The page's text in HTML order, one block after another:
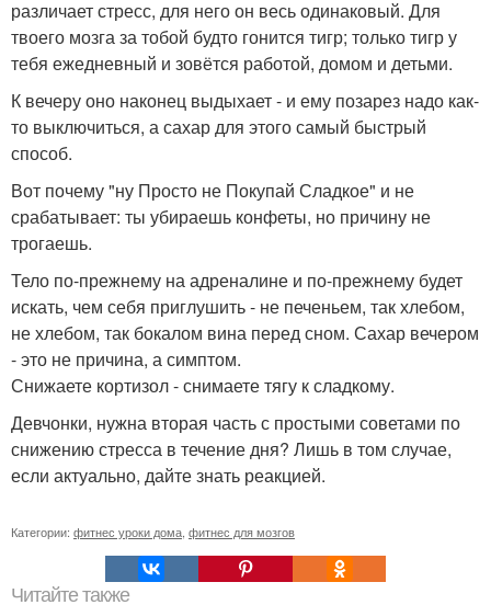
различает стресс, для него он весь одинаковый. Для
твоего мозга за тобой будто гонится тигр; только тигр у
тебя ежедневный и зовётся работой, домом и детьми.
К вечеру оно наконец выдыхает - и ему позарез надо как-
то выключиться, а сахар для этого самый быстрый
способ.
Вот почему "ну Просто не Покупай Сладкое" и не
срабатывает: ты убираешь конфеты, но причину не
трогаешь.
Тело по-прежнему на адреналине и по-прежнему будет
искать, чем себя приглушить - не печеньем, так хлебом,
не хлебом, так бокалом вина перед сном. Сахар вечером
- это не причина, а симптом.
Снижаете кортизол - снимаете тягу к сладкому.
Девчонки, нужна вторая часть с простыми советами по
снижению стресса в течение дня? Лишь в том случае,
если актуально, дайте знать реакцией.
Категории: фитнес уроки дома фитнес для мозгов
Читайте также